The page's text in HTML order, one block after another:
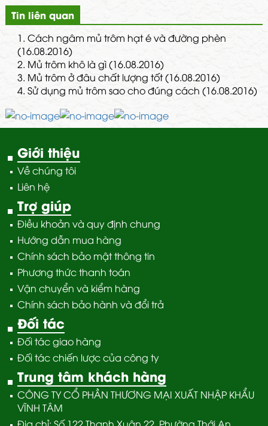
Tin liên quan
1. Cách ngâm mủ trôm hạt é và đường phèn
(16.08.2016)
2. Mủ trôm khô là gì (16.08.2016)
3. Mủ trôm ở đâu chất lượng tốt (16.08.2016)
4. Sử dụng mủ trôm sao cho đúng cách (16.08.2016)
Giới thiệu
Về chúng tôi
Liên hệ
Trợ giúp
Điều khoản và quy định chung
Hướng dẫn mua hàng
Chính sách bảo mật thông tin
Phương thức thanh toán
Vận chuyển và kiểm hàng
Chính sách bảo hành và đổi trả
Đối tác
Đối tác giao hàng
Đối tác chiến lược của công ty
Trung tâm khách hàng
CÔNG TY CỔ PHẦN THƯƠNG MẠI XUẤT NHẬP KHẨU
VĨNH TÂM